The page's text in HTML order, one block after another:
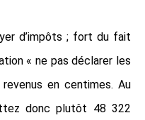
d’impôts ; fort du fait
« ne pas déclarer les
en centimes. Au
donc plutôt 48 322